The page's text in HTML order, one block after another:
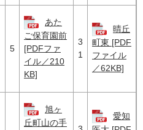
5
あた
ご保育園前
[PDFファ
イル／210
KB]
3
1
晴丘
町東 [PDF
ファイル
／62KB]
旭ヶ
丘町山の手
愛知